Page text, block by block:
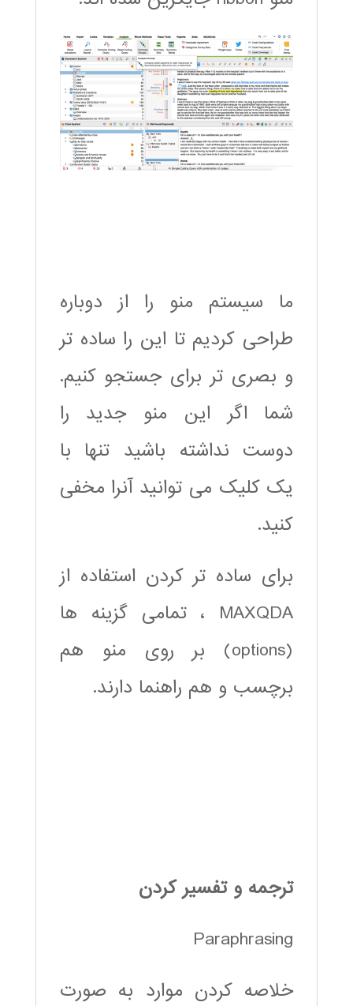
ما سیستم منو را از دوباره
طراحی کردیم تا این را ساده تر
و بصری تر برای جستجو کنیم.
شما اگر این منو جدید را
دوست نداشته باشید تنها با
یک کلیک می توانید آنرا مخفی
کنید.
برای ساده تر کردن استفاده از
MAXQDA ، تمامی گزینه ها
(options) بر روی منو هم
برچسب و هم راهنما دارند.
ترجمه و تفسیر کردن
Paraphrasing
خلاصه کردن موارد به صورت